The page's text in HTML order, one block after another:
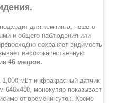
для кемпинга, пешего
и общего наблюдения или
сохраняет видимость
высококачественную
46 метров.
мВт инфракрасный датчик
640x480, монокуляр показывает
от времени суток. Кроме